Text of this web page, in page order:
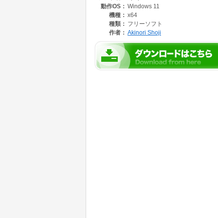
・シングルアカウント用です。
・APOP/POP3/SSLプロトコルに対応していま
動作OS： Windows 11
機種： x64
種類： フリーソフト
作者： Akinori Shoji